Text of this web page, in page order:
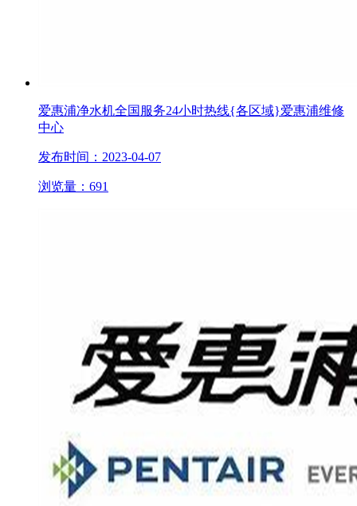
爱惠浦净水机全国服务24小时热线{各区域}爱惠浦维修
中心
发布时间：2023-04-07
浏览量：691